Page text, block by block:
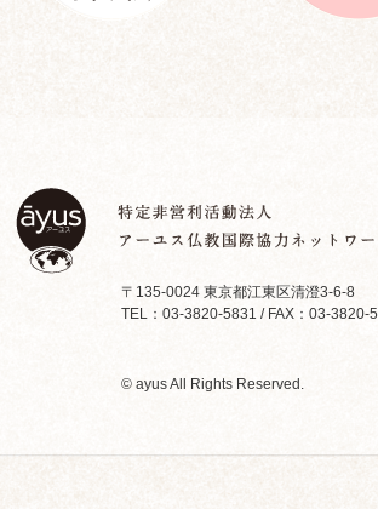
〒135-0024 東京都江東区清澄3-6-8
TEL：03-3820-5831 / FAX：03-3820-
© ayus All Rights Reserved.